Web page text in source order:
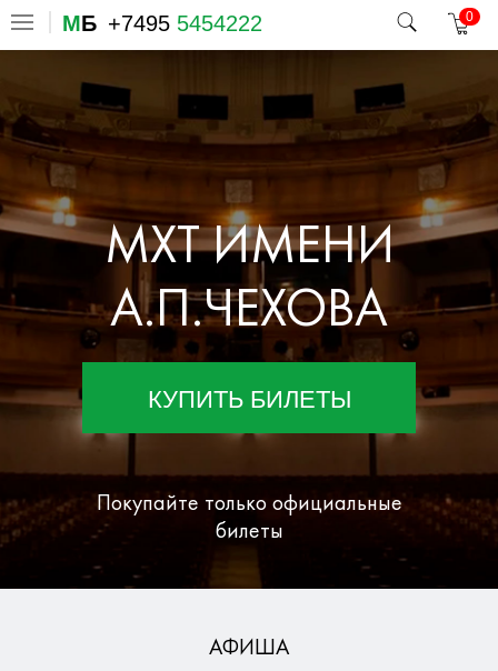
МБ +7495 5454222 0
МХТ ИМЕНИ
А.П.ЧЕХОВА
КУПИТЬ БИЛЕТЫ
Покупайте только официальные
билеты
АФИША